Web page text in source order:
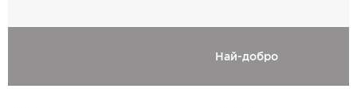
Най-добро